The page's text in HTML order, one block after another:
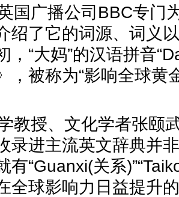
国广播公司BBC专门
绍了它的词源、词义
，“大妈”的汉语拼音
，被称为“影响全球黄
教授、文化学者张颐
录进主流英文辞典并
有“Guanxi(关系
全球影响力日益提